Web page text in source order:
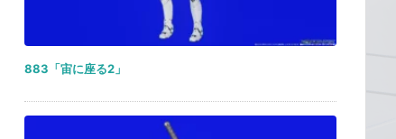
883「宙に座る2」